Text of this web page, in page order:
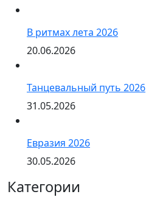
В ритмах лета 2026
20.06.2026
Танцевальный путь 2026
31.05.2026
Евразия 2026
30.05.2026
Категории